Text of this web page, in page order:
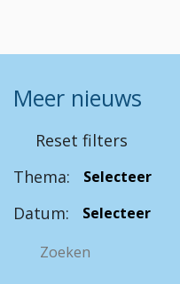
Meer nieuws
Reset filters
Thema:
Datum: